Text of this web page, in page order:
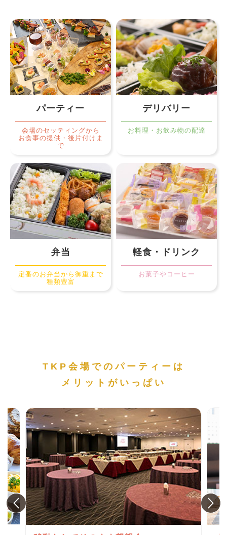
パーティー
会場のセッティングから
お食事の提供・後片付けま
で
デリバリー
お料理・お飲み物の配達
弁当
定番のお弁当から御重まで
種類豊富
軽食・ドリンク
お菓子やコーヒー
TKP会場でのパーティーは
メリットがいっぱい